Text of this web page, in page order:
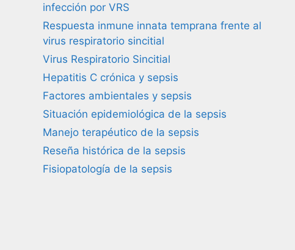
infección por VRS
Respuesta inmune innata temprana frente al
virus respiratorio sincitial
Virus Respiratorio Sincitial
Hepatitis C crónica y sepsis
Factores ambientales y sepsis
Situación epidemiológica de la sepsis
Manejo terapéutico de la sepsis
Reseña histórica de la sepsis
Fisiopatología de la sepsis